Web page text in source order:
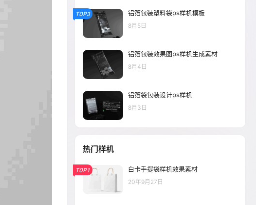
TOP3 铝箔包装塑料袋ps样机模板
8月5日
铝箔包装效果图ps样机生成素材
8月4日
铝箔袋包装设计ps样机
8月3日
热门样机
TOP1 白卡手提袋样机效果素材
20年9月27日